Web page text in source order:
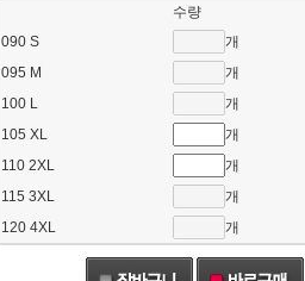
수량
090 S
개
095 M
개
100 L
개
105 XL
개
110 2XL
개
115 3XL
개
120 4XL
개